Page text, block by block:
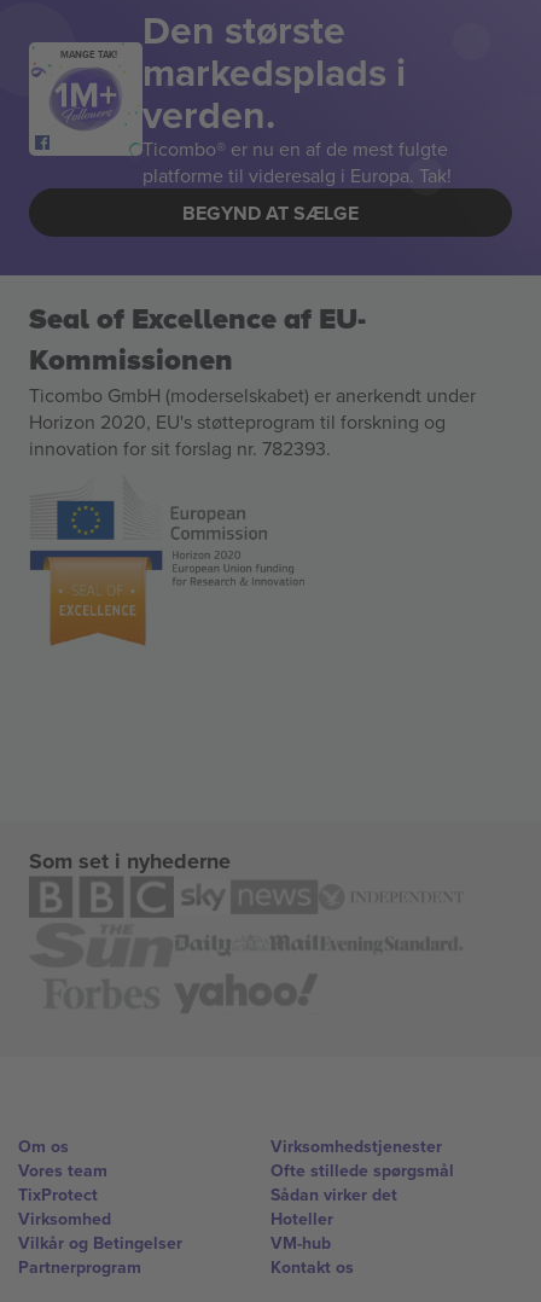
MANGE TAK! Den største
markedsplads i
verden.
Ticombo® er nu en af de mest fulgte
platforme til videresalg i Europa. Tak!
BEGYND AT SÆLGE
Seal of Excellence af EU-
Kommissionen
Ticombo GmbH (moderselskabet) er anerkendt under
Horizon 2020, EU's støtteprogram til forskning og
innovation for sit forslag nr. 782393.
Som set i nyhederne
Om os
Vores team
TixProtect
Virksomhed
Vilkår og Betingelser
Partnerprogram
Virksomhedstjenester
Ofte stillede spørgsmål
Sådan virker det
Hoteller
VM-hub
Kontakt os